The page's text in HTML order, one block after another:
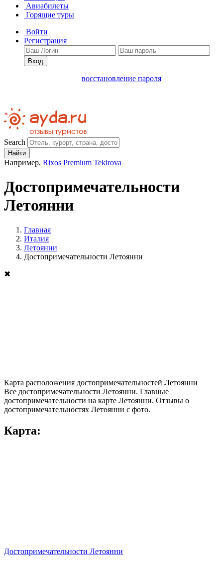
Авиабилеты
Горящие туры
Войти
Регистрация
Вход
восстановление пароля
Search
Найти
Например, Rixos Premium Tekirova
Достопримечательности
Летоянни
Главная
Италия
Летоянни
Достопримечательности Летоянни
✖
Карта расположения достопримечательностей Летоянни
Все достопримечательности Летоянни. Главные
достопримечательности на карте Летоянни. Отзывы о
достопримечательностях Летоянни с фото.
Карта:
Достопримечательности Летоянни